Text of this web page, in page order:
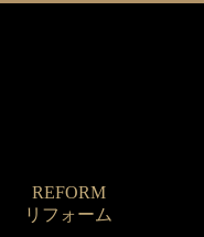
REFORM
リフォーム